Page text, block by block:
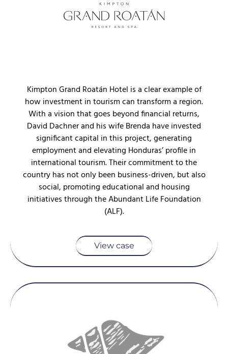
Kimpton Grand Roatán Hotel is a clear example of
how investment in tourism can transform a region.
With a vision that goes beyond financial returns,
David Dachner and his wife Brenda have invested
significant capital in this project, generating
employment and elevating Honduras’ profile in
international tourism. Their commitment to the
country has not only been business-driven, but also
social, promoting educational and housing
initiatives through the Abundant Life Foundation
(ALF).
View case